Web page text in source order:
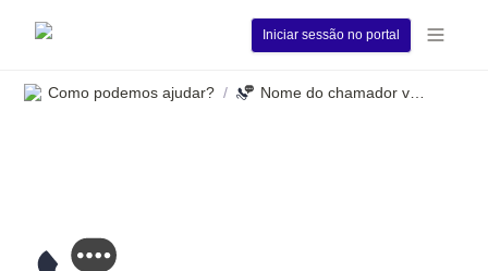
Iniciar sessão no portal
Como podemos ajudar? /